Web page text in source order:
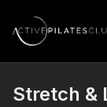
Stretch &